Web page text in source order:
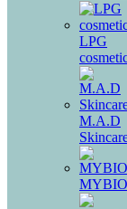
LPG
M.A.D